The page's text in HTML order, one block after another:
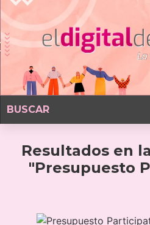
Resultados en
"Presupuesto